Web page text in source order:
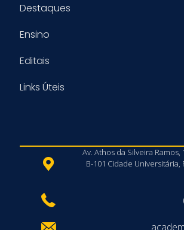
Destaques
Ensino
Editais
Links Úteis
Av. Athos da Silveira Ramos,
B-101 Cidade Universitária,